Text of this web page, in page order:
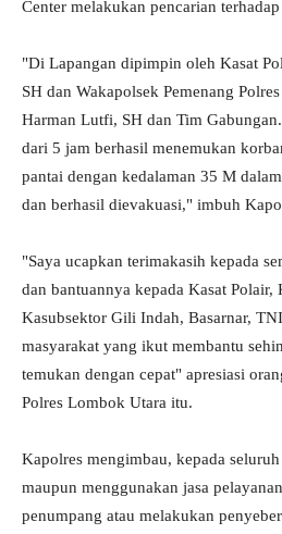
Center melakukan pencarian
"Di Lapangan dipimpin oleh Kasat
SH dan Wakapolsek Pemenang
Harman Lutfi, SH dan Tim
dari 5 jam berhasil menemukan
pantai dengan kedalaman 35 M
dan berhasil dievakuasi," imbuh
"Saya ucapkan terimakasih kepada
dan bantuannya kepada Kasat Polair,
Kasubsektor Gili Indah, Basarnar,
masyarakat yang ikut membantu
temukan dengan cepat" apresiasi
Polres Lombok Utara itu.
Kapolres mengimbau, kepada
maupun menggunakan jasa
penumpang atau melakukan